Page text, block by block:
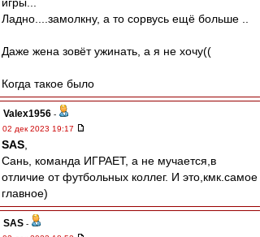
Ладно....замолкну, а то сорвусь ещё больше ..
Даже жена зовёт ужинать, а я не хочу((
Когда такое было
Valex1956 -
02 дек 2023 19:17
SAS
Сань, команда ИГРАЕТ, а не мучается,в
отличие от футбольных коллег. И это,кмк.самое
главное)
SAS -